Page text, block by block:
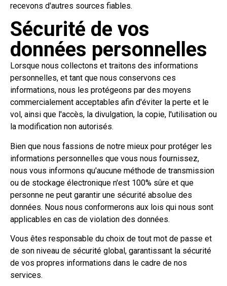
recevons d'autres sources fiables.
Sécurité de vos
données personnelles
Lorsque nous collectons et traitons des informations
personnelles, et tant que nous conservons ces
informations, nous les protégeons par des moyens
commercialement acceptables afin d'éviter la perte et le
vol, ainsi que l'accès, la divulgation, la copie, l'utilisation ou
la modification non autorisés.
Bien que nous fassions de notre mieux pour protéger les
informations personnelles que vous nous fournissez,
nous vous informons qu'aucune méthode de transmission
ou de stockage électronique n'est 100% sûre et que
personne ne peut garantir une sécurité absolue des
données. Nous nous conformerons aux lois qui nous sont
applicables en cas de violation des données.
Vous êtes responsable du choix de tout mot de passe et
de son niveau de sécurité global, garantissant la sécurité
de vos propres informations dans le cadre de nos
services.